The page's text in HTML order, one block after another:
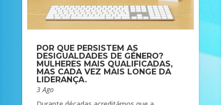
POR QUE PERSISTEM AS
DESIGUALDADES DE GÉNERO?
MULHERES MAIS QUALIFICADAS,
MAS CADA VEZ MAIS LONGE DA
LIDERANÇA.
3 Ago